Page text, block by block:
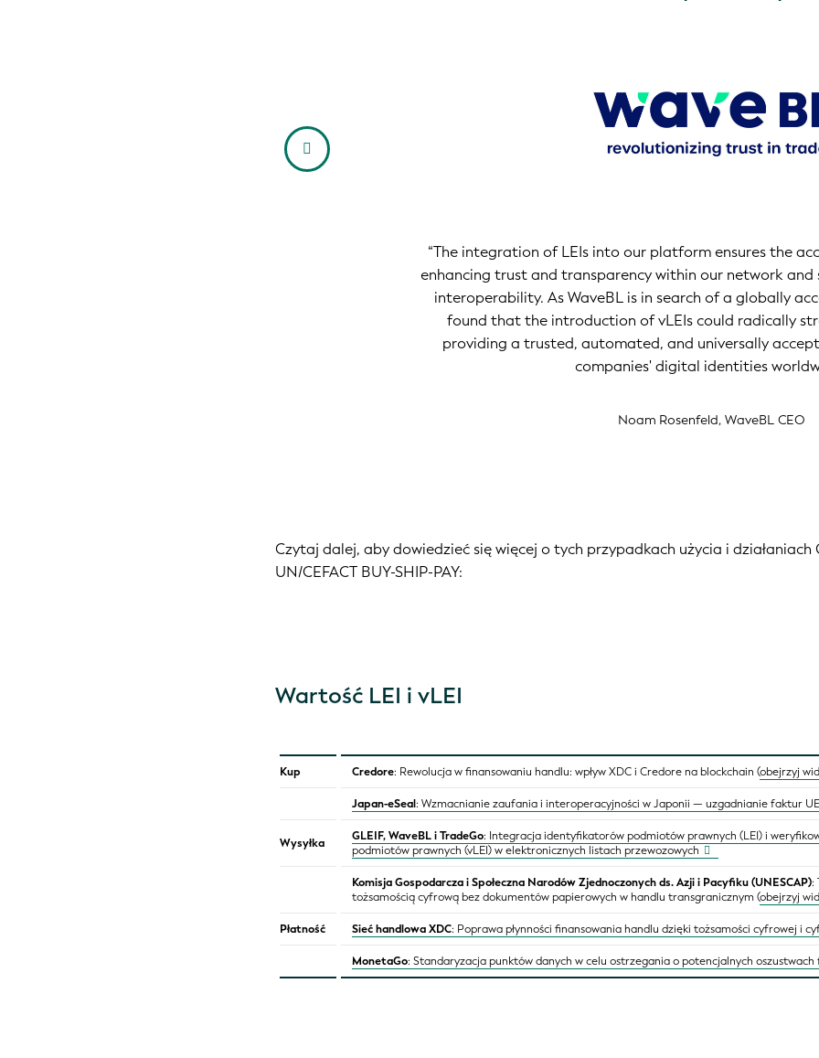
“The integration of LEIs into our platform ensures the
enhancing trust and transparency within our network
interoperability. As WaveBL is in search of a globally
found that the introduction of vLEIs could radically
providing a trusted, automated, and universally
companies' digital identities
Noam Rosenfeld, WaveBL CEO
Czytaj dalej, aby dowiedzieć się więcej o tych przypadkach użycia i działaniach
UN/CEFACT BUY-SHIP-PAY:
Wartość LEI i vLEI
Kup Credore: Rewolucja w finansowaniu handlu: wpływ XDC i Credore na blockchain (obejrzyj
Japan-eSeal: Wzmacnianie zaufania i interoperacyjności w Japonii — uzgadnianie faktur UE
Wysyłka GLEIF, WaveBL i TradeGo: Integracja identyfikatorów podmiotów prawnych (LEI) i
podmiotów prawnych (vLEI) w elektronicznych listach przewozowych
Komisja Gospodarcza i Społeczna Narodów Zjednoczonych ds. Azji i Pacyfiku (UNESCAP):
tożsamością cyfrową bez dokumentów papierowych w handlu transgranicznym (obejrzyj
Płatność Sieć handlowa XDC: Poprawa płynności finansowania handlu dzięki tożsamości cyfrowej i
MonetaGo: Standaryzacja punktów danych w celu ostrzegania o potencjalnych oszustwach